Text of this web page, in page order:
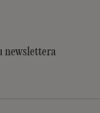
newslettera